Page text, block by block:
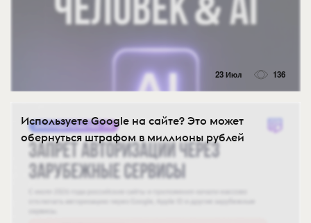
23 Июл 136
Используете Google на сайте? Это может
обернуться штрафом в миллионы рублей